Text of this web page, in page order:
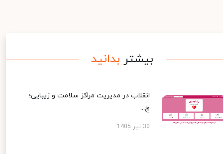
بیشتر بدانید
انقلاب در مدیریت مراکز سلامت و زیبایی؛
چ...
30 تیر 1405